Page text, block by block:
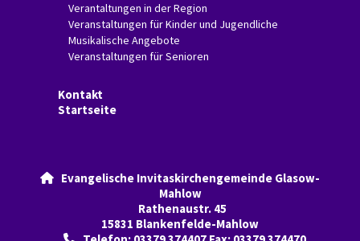
Verantaltungen in der Region
Veranstaltungen für Kinder und Jugendliche
Musikalische Angebote
Veranstaltungen für Senioren
Kontakt
Startseite

Evangelische Invitaskirchengemeinde Glasow-
Mahlow
Rathenaustr. 45
15831 Blankenfelde-Mahlow